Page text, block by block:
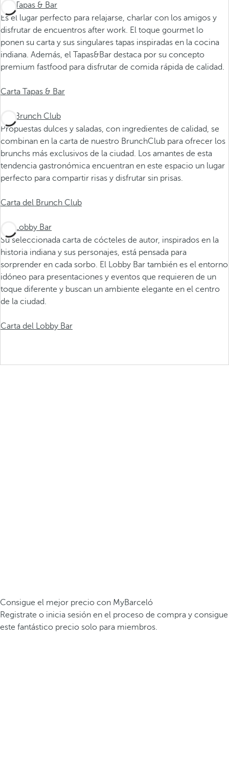
Tapas & Bar
Es el lugar perfecto para relajarse, charlar con los amigos y
disfrutar de encuentros after work. El toque gourmet lo
ponen su carta y sus singulares tapas inspiradas en la cocina
indiana. Además, el Tapas&Bar destaca por su concepto
premium fastfood para disfrutar de comida rápida de calidad.
Carta Tapas & Bar
Brunch Club
Propuestas dulces y saladas, con ingredientes de calidad, se
combinan en la carta de nuestro BrunchClub para ofrecer los
brunchs más exclusivos de la ciudad. Los amantes de esta
tendencia gastronómica encuentran en este espacio un lugar
perfecto para compartir risas y disfrutar sin prisas.
Carta del Brunch Club
Lobby Bar
Su seleccionada carta de cócteles de autor, inspirados en la
historia indiana y sus personajes, está pensada para
sorprender en cada sorbo. El Lobby Bar también es el entorno
idóneo para presentaciones y eventos que requieren de un
toque diferente y buscan un ambiente elegante en el centro
de la ciudad.
Carta del Lobby Bar
Consigue el mejor precio con MyBarceló
Registrate o inicia sesión en el proceso de compra y consigue
este fantástico precio solo para miembros.